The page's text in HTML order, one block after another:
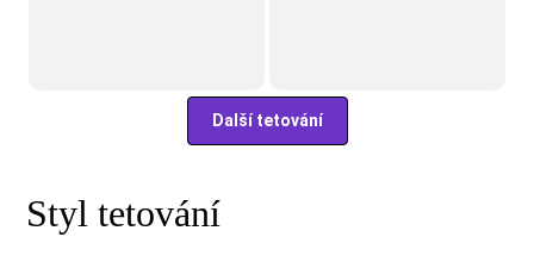
Další tetování
Styl tetování